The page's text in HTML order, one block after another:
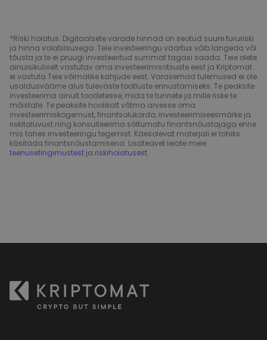
*Riski hoiatus: Digitaalsete varade hinnad on seotud suure tururiski
ja hinna volatiilsusega. Teie investeeringu väärtus võib langeda või
tõusta ja te ei pruugi investeeritud summat tagasi saada. Teie olete
ainuisikuliselt vastutav oma investeerimisotsuste eest ja Kriptomat
ei vastuta Teie võimalike kahjude eest. Varasemad tulemused ei ole
usaldusväärne alus tulevaste tootluste ennustamiseks. Te peaksite
investeerima ainult toodetesse, mida te tunnete ja mille riske te
mõistate. Te peaksite hoolikalt võtma arvesse oma
investeerimiskogemust, finantsolukorda, investeerimiseesmärke ja
riskitaluvust ning konsulteerima sõltumatu finantsnõustajaga enne
mis tahes investeeringu tegemist. Käesolevat materjali ei tohiks
käsitada finantsnõustamisena. Lisateavet leiate meie
teenusetingimustest ja riskihoiatusest.